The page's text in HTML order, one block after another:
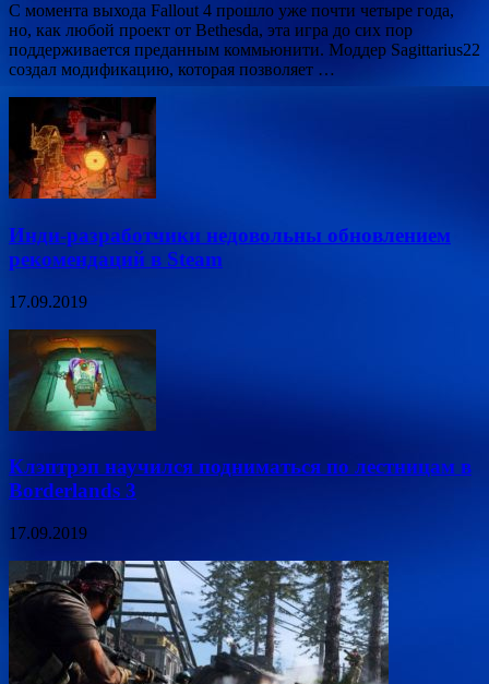
С момента выхода Fallout 4 прошло уже почти четыре года,
но, как любой проект от Bethesda, эта игра до сих пор
поддерживается преданным коммьюнити. Моддер Sagittarius22
создал модификацию, которая позволяет …
Инди-разработчики недовольны обновлением
рекомендаций в Steam
17.09.2019
Клэптрэп научился подниматься по лестницам в
Borderlands 3
17.09.2019